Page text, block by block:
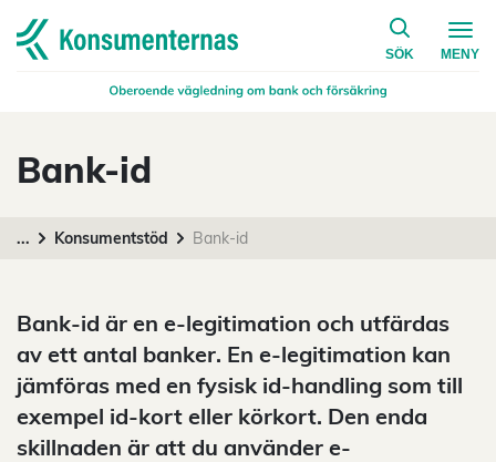
Navigera till startsidan
SÖK
på
MENY
Bank-id
... Konsumentstöd Bank-id
Bank-id är en e-legitimation och utfärdas
av ett antal banker. En e-legitimation kan
jämföras med en fysisk id-handling som till
exempel id-kort eller körkort. Den enda
skillnaden är att du använder e-